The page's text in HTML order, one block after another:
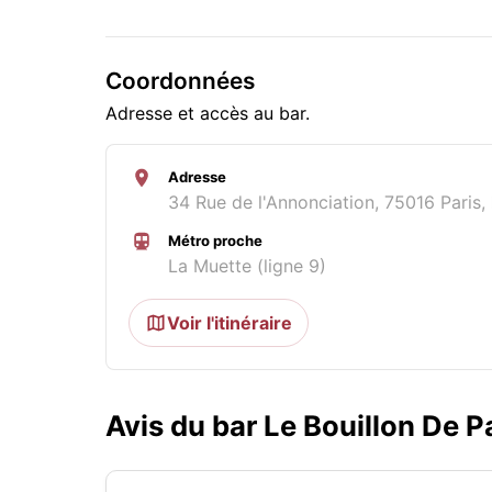
Coordonnées
Adresse et accès au bar.
Adresse
34 Rue de l'Annonciation, 75016 Paris,
Métro proche
La Muette (ligne 9)
Voir l'itinéraire
Avis du bar Le Bouillon De